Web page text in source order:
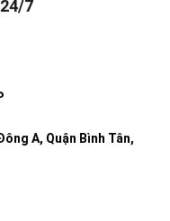
7
A, Quận Bình Tân,